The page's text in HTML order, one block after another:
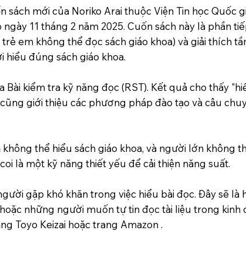
sách mới của Noriko Arai thuộc Viện Tin học Quốc
11 tháng 2 năm 2025. Cuốn sách này là phần
em không thể đọc sách giáo khoa) và giải thích
đúng sách giáo khoa.
kiểm tra kỹ năng đọc (RST). Kết quả cho thấy
giới thiệu các phương pháp đào tạo và câu
thể hiểu sách giáo khoa, và người lớn không
là một kỹ năng thiết yếu để cải thiện năng suất.
gặp khó khăn trong việc hiểu bài đọc. Đây sẽ là
những người muốn tự tin đọc tài liệu trong kinh
Toyo Keizai hoặc trang Amazon .